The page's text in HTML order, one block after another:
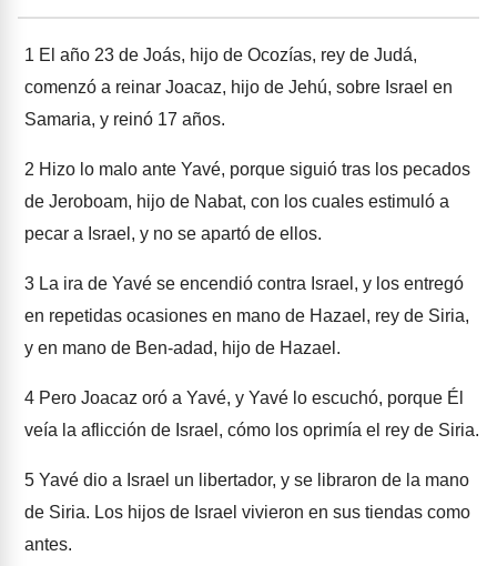
1 El año 23 de Joás, hijo de Ocozías, rey de Judá,
comenzó a reinar Joacaz, hijo de Jehú, sobre Israel en
Samaria, y reinó 17 años.
2 Hizo lo malo ante Yavé, porque siguió tras los pecados
de Jeroboam, hijo de Nabat, con los cuales estimuló a
pecar a Israel, y no se apartó de ellos.
3 La ira de Yavé se encendió contra Israel, y los entregó
en repetidas ocasiones en mano de Hazael, rey de Siria,
y en mano de Ben-adad, hijo de Hazael.
4 Pero Joacaz oró a Yavé, y Yavé lo escuchó, porque Él
veía la aflicción de Israel, cómo los oprimía el rey de Siria.
5 Yavé dio a Israel un libertador, y se libraron de la mano
de Siria. Los hijos de Israel vivieron en sus tiendas como
antes.